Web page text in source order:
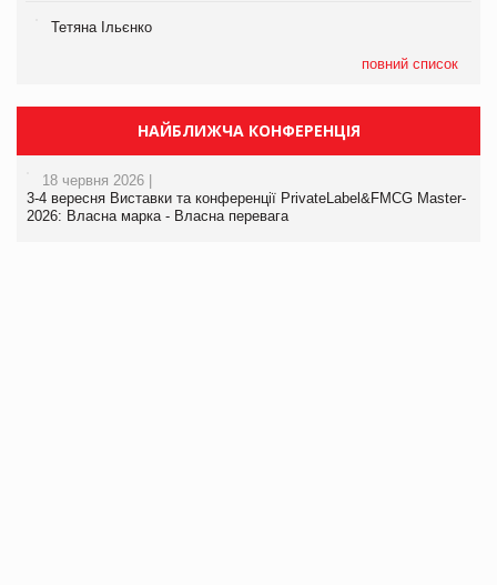
Тетяна Ільєнко
повний список
НАЙБЛИЖЧА КОНФЕРЕНЦІЯ
18 червня 2026 |
3-4 вересня Виставки та конференції PrivateLabel&FMCG Master-
2026: Власна марка - Власна перевага